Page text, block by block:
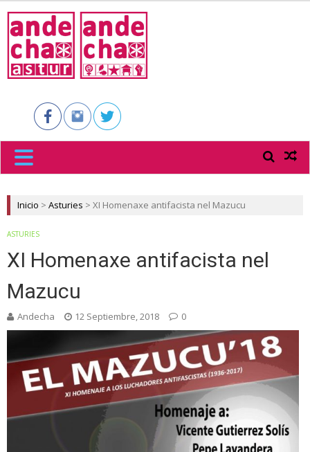
ASTUR
Inicio > Asturies > XI Homenaxe antifacista nel Mazucu
ASTURIES
XI Homenaxe antifacista nel
Mazucu
Andecha 12 Septiembre, 2018 0